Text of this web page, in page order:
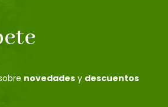
novedades y descuentos